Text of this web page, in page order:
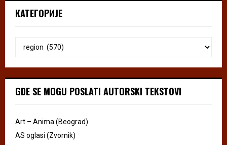
КАТЕГОРИЈЕ
GDE SE MOGU POSLATI AUTORSKI TEKSTOVI
Art – Anima (Beograd)
AS oglasi (Zvornik)